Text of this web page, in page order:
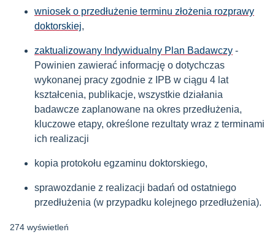
wniosek o przedłużenie terminu złożenia rozprawy
doktorskiej,
zaktualizowany Indywidualny Plan Badawczy -
Powinien zawierać informację o dotychczas
wykonanej pracy zgodnie z IPB w ciągu 4 lat
kształcenia, publikacje, wszystkie działania
badawcze zaplanowane na okres przedłużenia,
kluczowe etapy, określone rezultaty wraz z terminami
ich realizacji
kopia protokołu egzaminu doktorskiego,
sprawozdanie z realizacji badań od ostatniego
przedłużenia (w przypadku kolejnego przedłużenia).
274 wyświetleń